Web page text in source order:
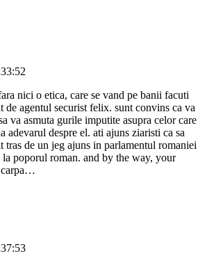
nici o etica, care se vand pe banii facuti
de agentul securist felix. sunt convins ca va
va asmuta gurile imputite asupra celor care
adevarul despre el. ati ajuns ziaristi ca sa
tras de un jeg ajuns in parlamentul romaniei
poporul roman. and by the way, your
carpa…